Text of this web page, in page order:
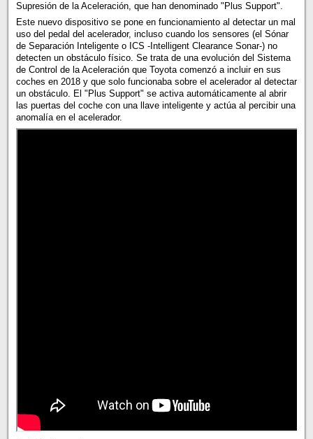
Supresión de la Aceleración, que han denominado "Plus Support".
Este nuevo dispositivo se pone en funcionamiento al detectar un mal
uso del pedal del acelerador, incluso cuando los sensores (el Sónar
de Separación Inteligente o ICS -Intelligent Clearance Sonar-) no
detecten un obstáculo físico. Se trata de una evolución del Sistema
de Control de la Aceleración que Toyota comenzó a incluir en sus
coches en 2018 y que solo funcionaba sobre el acelerador al detectar
un obstáculo. El "Plus Support" se activa automáticamente al abrir
las puertas del coche con una llave inteligente y actúa al percibir una
anomalía en el acelerador.